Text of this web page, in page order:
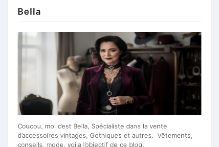
Bella
Coucou, moi c’est Bella, Spécialiste dans la vente
d’accessoires vintages, Gothiques et autres. Vêtements,
conseils, mode, voila l’objectif de ce blog.